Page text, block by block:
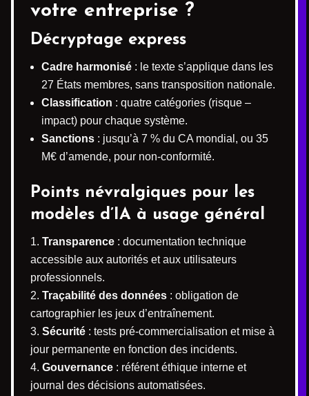
votre entreprise ?
Décryptage express
Cadre harmonisé : le texte s’applique dans les
27 États membres, sans transposition nationale.
Classification : quatre catégories (risque –
impact) pour chaque système.
Sanctions : jusqu’à 7 % du CA mondial, ou 35
M€ d’amende, pour non-conformité.
Points névralgiques pour les
modèles d’IA à usage général
Transparence : documentation technique
accessible aux autorités et aux utilisateurs
professionnels.
Traçabilité des données : obligation de
cartographier les jeux d’entraînement.
Sécurité : tests pré-commercialisation et mise à
jour permanente en fonction des incidents.
Gouvernance : référent éthique interne et
journal des décisions automatisées.